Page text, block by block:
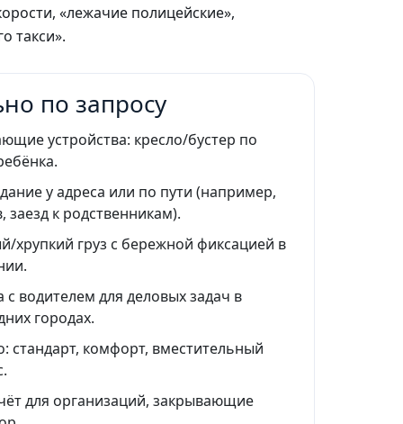
«лежачие полицейские»,
такси».
по запросу
устройства: кресло/бустер по
у адреса или по пути (например,
заезд к родственникам).
хрупкий груз с бережной фиксацией в
водителем для деловых задач в
городах.
стандарт, комфорт, вместительный
для организаций, закрывающие